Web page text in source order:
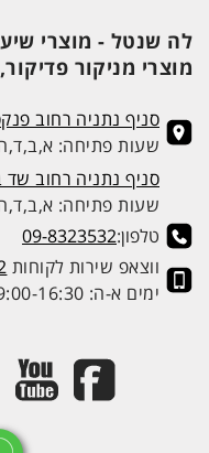
לה שנטל - מוצרי
מוצרי מניקור
סניף נתניה רחוב פנקס
שעות פתיחה: א,ב,ד,ה : 9:00-15:00, ג: 9:00-
סניף נתניה רחוב שד
שעות פתיחה: א,ב,ד,ה : 9:00-18:00, ג,ו: 9:00-
טלפון:09-8323532
ווצאפ שירות לקוחות
ימים א-ה: 9:00-16:30